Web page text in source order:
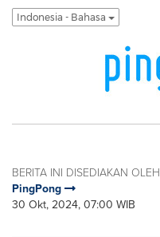
Indonesia - Bahasa
BERITA INI DISEDIAKAN OLEH
PingPong
30 Okt, 2024, 07:00 WIB